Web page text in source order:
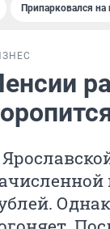
Припарковался на